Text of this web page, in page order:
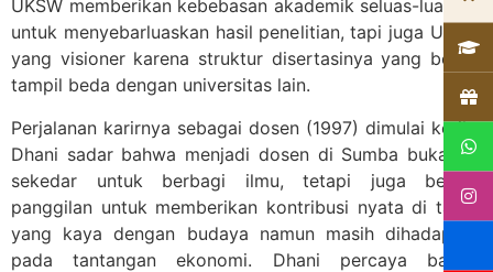
UKSW memberikan kebebasan akademik seluas-luasnya
untuk menyebarluaskan hasil penelitian, tapi juga UKSW
yang visioner karena struktur disertasinya yang berani
tampil beda dengan universitas lain.
Perjalanan karirnya sebagai dosen (1997) dimulai ketika
Dhani sadar bahwa menjadi dosen di Sumba bukanlah
sekedar untuk berbagi ilmu, tetapi juga bentuk
panggilan untuk memberikan kontribusi nyata di tanah
yang kaya dengan budaya namun masih dihadapkan
pada tantangan ekonomi. Dhani percaya bahwa